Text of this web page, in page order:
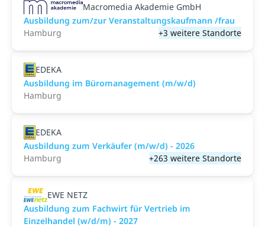
Macromedia Akademie GmbH
Ausbildung zum/zur Veranstaltungs­kaufmann /frau
Hamburg
+3 weitere Standorte
EDEKA
Ausbildung im Büromanagement (m/w/d)
Hamburg
EDEKA
Ausbildung zum Verkäufer (m/w/d) - 2026
Hamburg
+263 weitere Standorte
EWE NETZ
Ausbildung zum Fachwirt für Vertrieb im
Einzelhandel (w/d/m) - 2027